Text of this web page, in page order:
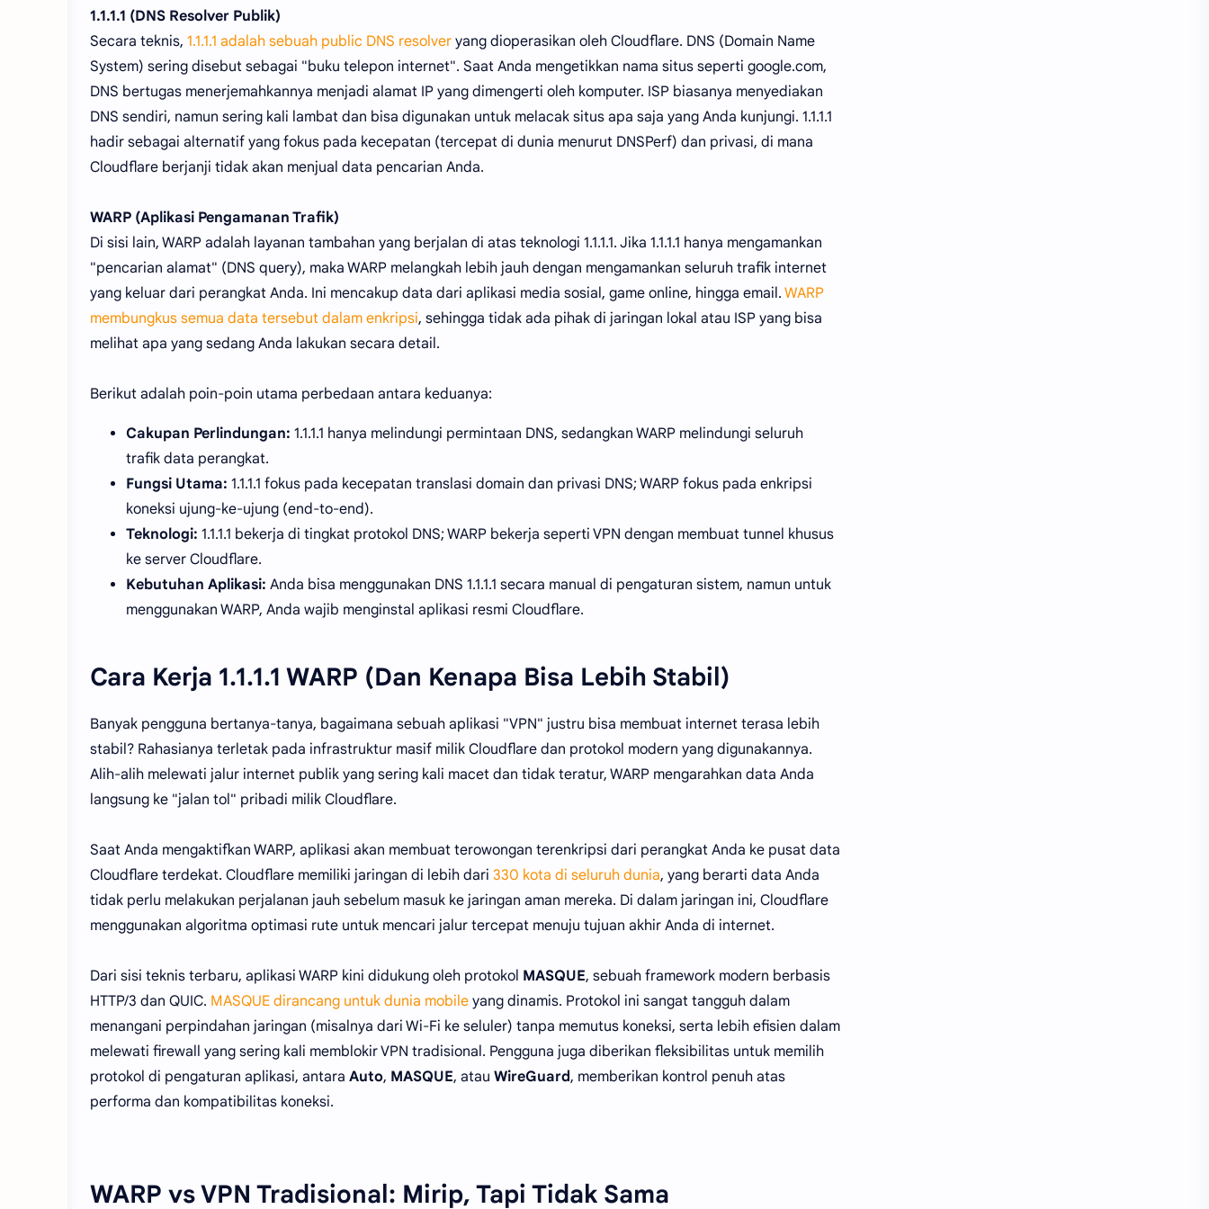
1.1.1.1 (DNS Resolver Publik)
Secara teknis, 1.1.1.1 adalah sebuah public DNS resolver yang dioperasikan oleh Cloudflare. DNS (Domain Name
System) sering disebut sebagai "buku telepon internet". Saat Anda mengetikkan nama situs seperti google.com,
DNS bertugas menerjemahkannya menjadi alamat IP yang dimengerti oleh komputer. ISP biasanya menyediakan
DNS sendiri, namun sering kali lambat dan bisa digunakan untuk melacak situs apa saja yang Anda kunjungi. 1.1.1.1
hadir sebagai alternatif yang fokus pada kecepatan (tercepat di dunia menurut DNSPerf) dan privasi, di mana
Cloudflare berjanji tidak akan menjual data pencarian Anda.
WARP (Aplikasi Pengamanan Trafik)
Di sisi lain, WARP adalah layanan tambahan yang berjalan di atas teknologi 1.1.1.1. Jika 1.1.1.1 hanya mengamankan
"pencarian alamat" (DNS query), maka WARP melangkah lebih jauh dengan mengamankan seluruh trafik internet
yang keluar dari perangkat Anda. Ini mencakup data dari aplikasi media sosial, game online, hingga email. WARP
membungkus semua data tersebut dalam enkripsi, sehingga tidak ada pihak di jaringan lokal atau ISP yang bisa
melihat apa yang sedang Anda lakukan secara detail.
Berikut adalah poin-poin utama perbedaan antara keduanya:
Cakupan Perlindungan: 1.1.1.1 hanya melindungi permintaan DNS, sedangkan WARP melindungi seluruh
trafik data perangkat.
Fungsi Utama: 1.1.1.1 fokus pada kecepatan translasi domain dan privasi DNS; WARP fokus pada enkripsi
koneksi ujung-ke-ujung (end-to-end).
Teknologi: 1.1.1.1 bekerja di tingkat protokol DNS; WARP bekerja seperti VPN dengan membuat tunnel khusus
ke server Cloudflare.
Kebutuhan Aplikasi: Anda bisa menggunakan DNS 1.1.1.1 secara manual di pengaturan sistem, namun untuk
menggunakan WARP, Anda wajib menginstal aplikasi resmi Cloudflare.
Cara Kerja 1.1.1.1 WARP (Dan Kenapa Bisa Lebih Stabil)
Banyak pengguna bertanya-tanya, bagaimana sebuah aplikasi "VPN" justru bisa membuat internet terasa lebih
stabil? Rahasianya terletak pada infrastruktur masif milik Cloudflare dan protokol modern yang digunakannya.
Alih-alih melewati jalur internet publik yang sering kali macet dan tidak teratur, WARP mengarahkan data Anda
langsung ke "jalan tol" pribadi milik Cloudflare.
Saat Anda mengaktifkan WARP, aplikasi akan membuat terowongan terenkripsi dari perangkat Anda ke pusat data
Cloudflare terdekat. Cloudflare memiliki jaringan di lebih dari 330 kota di seluruh dunia, yang berarti data Anda
tidak perlu melakukan perjalanan jauh sebelum masuk ke jaringan aman mereka. Di dalam jaringan ini, Cloudflare
menggunakan algoritma optimasi rute untuk mencari jalur tercepat menuju tujuan akhir Anda di internet.
Dari sisi teknis terbaru, aplikasi WARP kini didukung oleh protokol MASQUE, sebuah framework modern berbasis
HTTP/3 dan QUIC. MASQUE dirancang untuk dunia mobile yang dinamis. Protokol ini sangat tangguh dalam
menangani perpindahan jaringan (misalnya dari Wi-Fi ke seluler) tanpa memutus koneksi, serta lebih efisien dalam
melewati firewall yang sering kali memblokir VPN tradisional. Pengguna juga diberikan fleksibilitas untuk memilih
protokol di pengaturan aplikasi, antara Auto, MASQUE, atau WireGuard, memberikan kontrol penuh atas
performa dan kompatibilitas koneksi.
WARP vs VPN Tradisional: Mirip, Tapi Tidak Sama